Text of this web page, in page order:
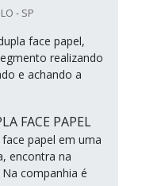
- SP
face papel,
realizando
e achando a
FACE PAPEL
papel em uma
encontra na
companhia é